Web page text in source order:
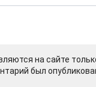
на сайте
был